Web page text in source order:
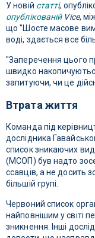
У новій статті,
опублікованій Vice,
що "Шосте масове
воді, здається все
"Заперечення цього
швидко
запитуючи, чи це
Втрата життя
Команда під
дослідника
список зникаючих
(МСОП) був надто
ссавців, а не досить
більшій групі.
Червоний список
найповнішим у світі
зникнення. Інші